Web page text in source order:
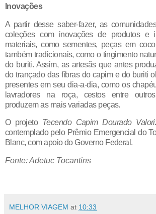
Inovações
A partir desse saber-fazer, as
coleções com inovações de produtos e
materiais, como sementes, peças em
também tradicionais, como o tingimento
do buriti. Assim, as artesãs que antes
do trançado das fibras do capim e do buriti
presentes em seu dia-a-dia, como os
lavradores na roça, cestos entre
produzem as mais variadas peças.
O projeto Tecendo Capim Dourado
contemplado pelo Prêmio Emergencial do
Blanc, com apoio do Governo Federal.
Fonte: Adetuc Tocantins
MELHOR VIAGEM at 10:33